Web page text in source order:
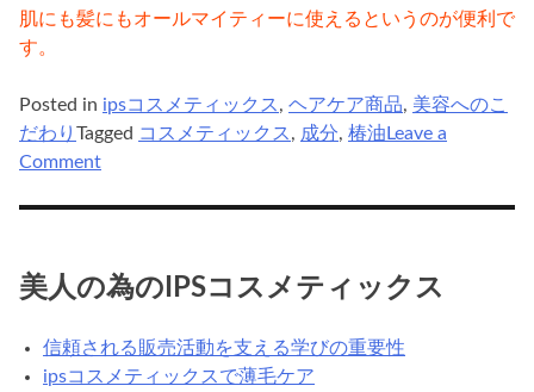
肌にも髪にもオールマイティーに使えるというのが便利で
す。
Posted in ipsコスメティックス , ヘアケア商品, 美容へのこ
だわり Tagged コスメティックス , 成分, 椿油 Leave a
Commenton
ら
髪
守
美人の為のIPSコスメティックス
信頼される販売活動を支える学びの重要性
ipsコスメティックスで薄毛ケア